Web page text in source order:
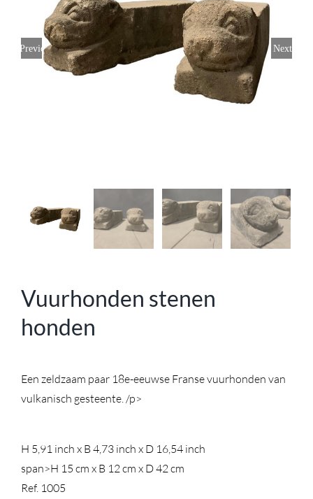
Previous Next
Vuurhonden stenen
honden
Een zeldzaam paar 18e-eeuwse Franse vuurhonden van
vulkanisch gesteente. /p>
H 5,91 inch x B 4,73 inch x D 16,54 inch
span>H 15 cm x B 12 cm x D 42 cm
Ref. 1005